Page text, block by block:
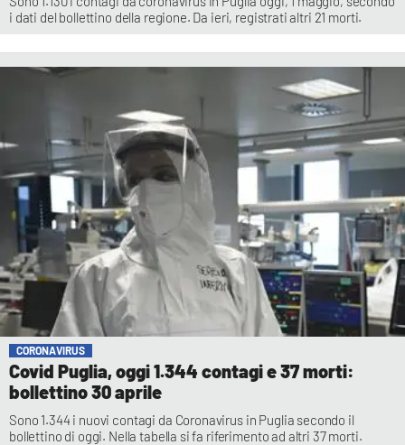
i dati del bollettino della regione. Da ieri, registrati altri 21 morti.
CORONAVIRUS
Covid Puglia, oggi 1.344 contagi e 37 morti:
bollettino 30 aprile
Sono 1.344 i nuovi contagi da Coronavirus in Puglia secondo il
bollettino di oggi. Nella tabella si fa riferimento ad altri 37 morti.